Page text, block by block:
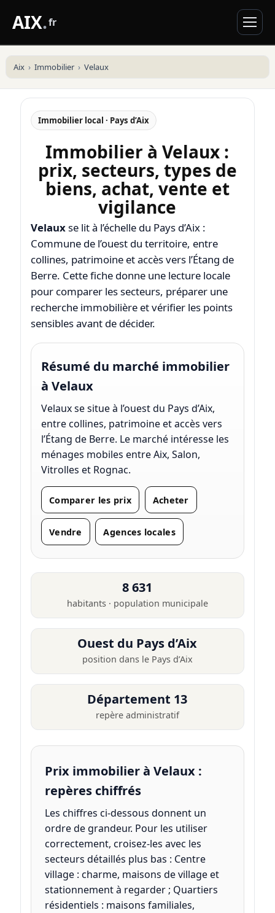
AIX.fr
Aix Immobilier Velaux
Immobilier local · Pays d’Aix
Immobilier à Velaux :
prix, secteurs, types de
biens, achat, vente et
vigilance
Velauxse lit à l’échelle du Pays d’Aix :
Commune de l’ouest du territoire, entre
collines, patrimoine et accès vers l’Étang de
Berre. Cette fiche donne une lecture locale
pour comparer les secteurs, préparer une
recherche immobilière et vérifier les points
sensibles avant de décider.
Résumé du marché immobilier
à Velaux
Velaux se situe à l’ouest du Pays d’Aix,
entre collines, patrimoine et accès vers
l’Étang de Berre. Le marché intéresse les
ménages mobiles entre Aix, Salon,
Vitrolles et Rognac.
Comparer les prix Acheter
Vendre Agences locales
8 631
habitants · population municipale
Ouest du Pays d’Aix
position dans le Pays d’Aix
Département 13
repère administratif
Prix immobilier à Velaux :
repères chiffrés
Les chiffres ci-dessous donnent un
ordre de grandeur. Pour les utiliser
correctement, croisez-les avec les
secteurs détaillés plus bas : Centre
village : charme, maisons de village et
stationnement à regarder ; Quartiers
résidentiels : maisons familiales,